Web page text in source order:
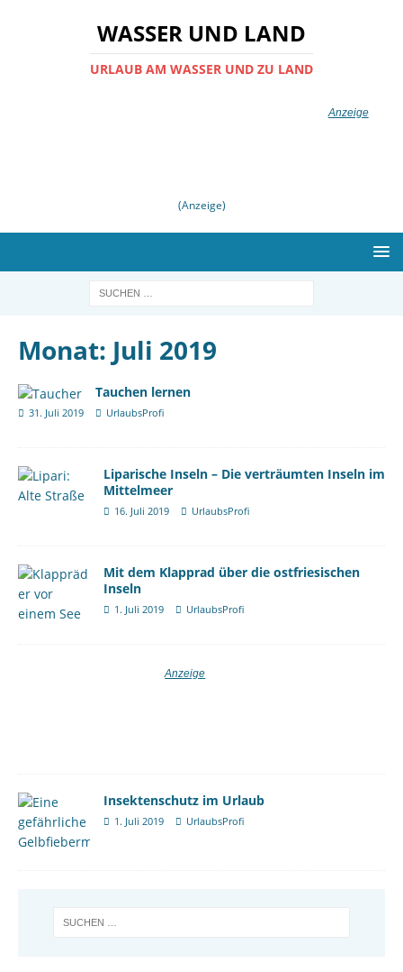
WASSER UND LAND
URLAUB AM WASSER UND ZU LAND
(Anzeige)
Monat: Juli 2019
Tauchen lernen
31. Juli 2019 UrlaubsProfi
Liparische Inseln – Die verträumten Inseln im
Mittelmeer
16. Juli 2019 UrlaubsProfi
Mit dem Klapprad über die ostfriesischen
Inseln
1. Juli 2019 UrlaubsProfi
Insektenschutz im Urlaub
1. Juli 2019 UrlaubsProfi